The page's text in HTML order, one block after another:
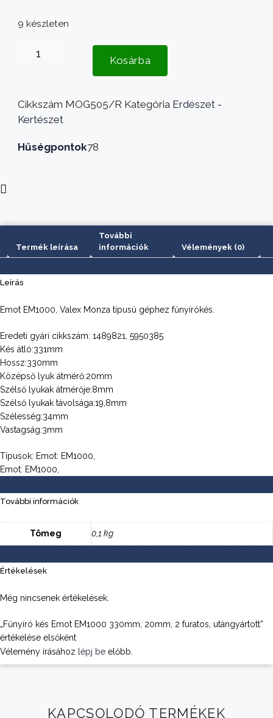
9 készleten
Fűnyíró
2
Kosárba
Cikkszám MOG505/R Kategória Erdészet -
Kertészet
Hűségpontok78
Termék leírása
További
információk
Vélemények (0)
Leírás
Emot EM1000, Valex Monza típusú géphez fűnyírókés.
Eredeti gyári cikkszám: 1489821, 5950385
Kés átló:331mm
Hossz:330mm
Középső lyuk átmérő:20mm
Szélső lyukak átmérője:8mm
Szélső lyukak távolsága:19,8mm
Szélesség:34mm
Vastagság:3mm
Típusok: Emot: EM1000,
Emot: EM1000,
További információk
Tömeg 0,1 kg
Értékelések
Még nincsenek értékelések.
„Fűnyíró kés Emot EM1000 330mm, 20mm, 2 furatos, utángyártott”
értékelése elsőként
Vélemény írásához lépj be előbb.
KAPCSOLODÓ TERMÉKEK